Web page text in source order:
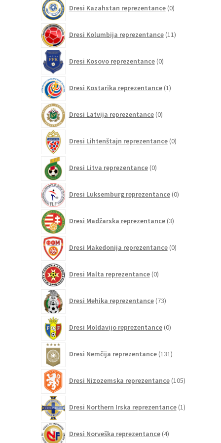
Dresi Kazahstan reprezentance 0izdelkov
Dresi Kolumbija reprezentance 11izdelkov
Dresi Kosovo reprezentance 0izdelkov
Dresi Kostarika reprezentance 1izdelek
Dresi Latvija reprezentance 0izdelkov
Dresi Lihtenštajn reprezentance 0izdelkov
Dresi Litva reprezentance 0izdelkov
Dresi Luksemburg reprezentance 0izdelkov
Dresi Madžarska reprezentance 3izdelki
Dresi Makedonija reprezentance 0izdelkov
Dresi Malta reprezentance 0izdelkov
Dresi Mehika reprezentance 73izdelkov
Dresi Moldavijo reprezentance 0izdelkov
Dresi Nemčija reprezentance 131izdelkov
Dresi Nizozemska reprezentance 105izdelkov
Dresi Northern Irska reprezentance 1izdelek
Dresi Norveška reprezentance 4izdelki